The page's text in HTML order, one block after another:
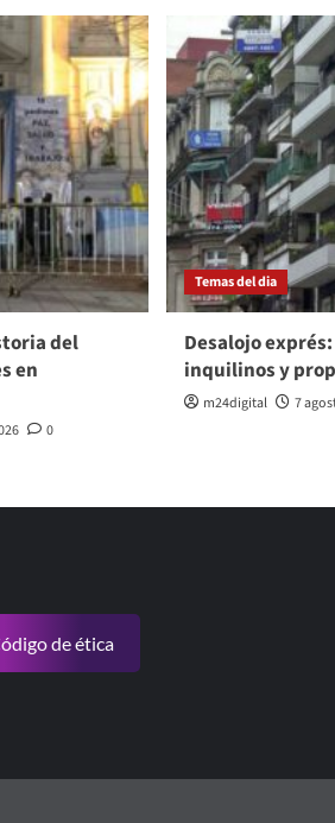
del
en
0
Temas del dia
Desalojo
inquilinos y
m24digital 7
de ética